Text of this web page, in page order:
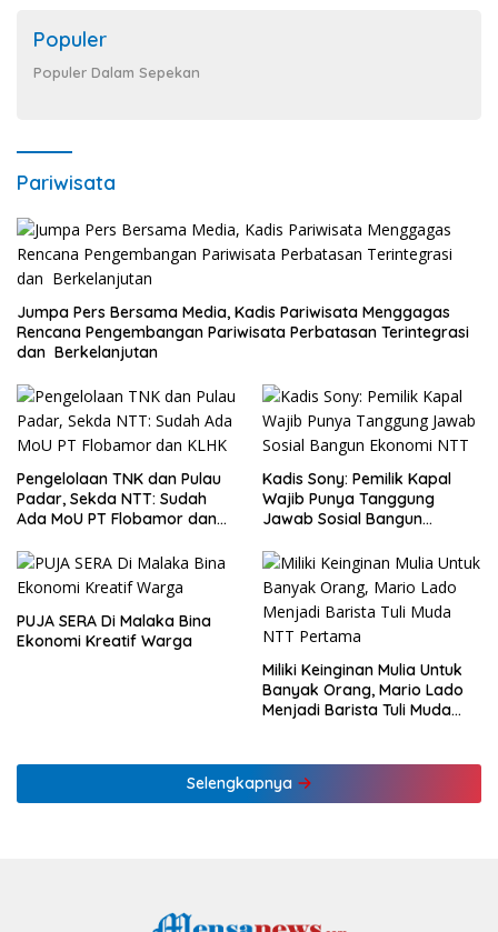
Populer
Populer Dalam Sepekan
Pariwisata
Jumpa Pers Bersama Media, Kadis Pariwisata Menggagas
Rencana Pengembangan Pariwisata Perbatasan Terintegrasi
dan Berkelanjutan
Pengelolaan TNK dan Pulau
Padar, Sekda NTT: Sudah
Ada MoU PT Flobamor dan
Kadis Sony: Pemilik Kapal
Wajib Punya Tanggung
Jawab Sosial Bangun
PUJA SERA Di Malaka Bina
Ekonomi Kreatif Warga
Miliki Keinginan Mulia Untuk
Banyak Orang, Mario Lado
Menjadi Barista Tuli Muda
Selengkapnya